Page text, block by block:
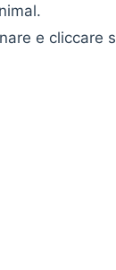
e cliccare